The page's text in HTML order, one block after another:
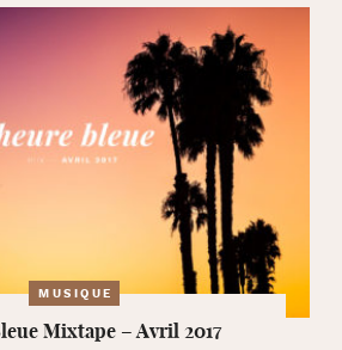
MUSIQUE
Mixtape – Avril 2017